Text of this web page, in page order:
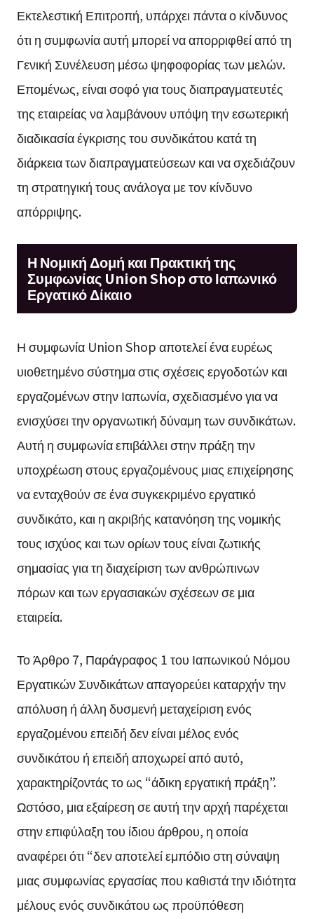
Εκτελεστική Επιτροπή, υπάρχει πάντα ο κίνδυνος
ότι η συμφωνία αυτή μπορεί να απορριφθεί από τη
Γενική Συνέλευση μέσω ψηφοφορίας των μελών.
Επομένως, είναι σοφό για τους διαπραγματευτές
της εταιρείας να λαμβάνουν υπόψη την εσωτερική
διαδικασία έγκρισης του συνδικάτου κατά τη
διάρκεια των διαπραγματεύσεων και να σχεδιάζουν
τη στρατηγική τους ανάλογα με τον κίνδυνο
απόρριψης.
Η Νομική Δομή και Πρακτική της
Συμφωνίας Union Shop στο Ιαπωνικό
Εργατικό Δίκαιο
Η συμφωνία Union Shop αποτελεί ένα ευρέως
υιοθετημένο σύστημα στις σχέσεις εργοδοτών και
εργαζομένων στην Ιαπωνία, σχεδιασμένο για να
ενισχύσει την οργανωτική δύναμη των συνδικάτων.
Αυτή η συμφωνία επιβάλλει στην πράξη την
υποχρέωση στους εργαζομένους μιας επιχείρησης
να ενταχθούν σε ένα συγκεκριμένο εργατικό
συνδικάτο, και η ακριβής κατανόηση της νομικής
τους ισχύος και των ορίων τους είναι ζωτικής
σημασίας για τη διαχείριση των ανθρώπινων
πόρων και των εργασιακών σχέσεων σε μια
εταιρεία.
Το Άρθρο 7, Παράγραφος 1 του Ιαπωνικού Νόμου
Εργατικών Συνδικάτων απαγορεύει καταρχήν την
απόλυση ή άλλη δυσμενή μεταχείριση ενός
εργαζομένου επειδή δεν είναι μέλος ενός
συνδικάτου ή επειδή αποχωρεί από αυτό,
χαρακτηρίζοντάς το ως “άδικη εργατική πράξη”.
Ωστόσο, μια εξαίρεση σε αυτή την αρχή παρέχεται
στην επιφύλαξη του ίδιου άρθρου, η οποία
αναφέρει ότι “δεν αποτελεί εμπόδιο στη σύναψη
μιας συμφωνίας εργασίας που καθιστά την ιδιότητα
μέλους ενός συνδικάτου ως προϋπόθεση